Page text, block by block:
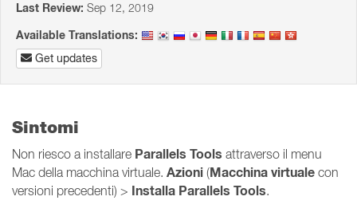
Last Review: Sep 12, 2019
Available Translations:
Get updates
Sintomi
Non riesco a installare Parallels Tools attraverso il menu
Mac della macchina virtuale. Azioni (Macchina virtuale con
versioni precedenti) > Installa Parallels Tools.